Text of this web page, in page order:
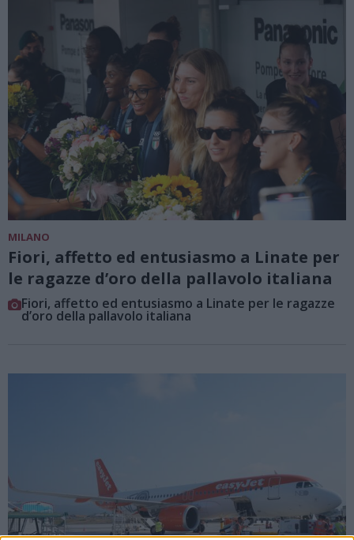
MILANO
Fiori, affetto ed entusiasmo a Linate per
le ragazze d’oro della pallavolo italiana
Fiori, affetto ed entusiasmo a Linate per le ragazze
d’oro della pallavolo italiana